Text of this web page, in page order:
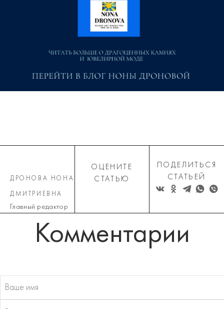
ДРОНОВА НОНА
ДМИТРИЕВНА
Главный редактор
ОЦЕНИТЕ
СТАТЬЮ
ПОДЕЛИТЬСЯ
СТАТЬЕЙ
Комментарии